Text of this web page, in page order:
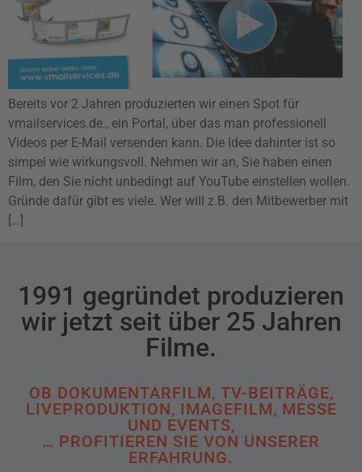
Bereits vor 2 Jahren produzierten wir einen Spot für
vmailservices.de., ein Portal, über das man professionell
Videos per E-Mail versenden kann. Die Idee dahinter ist so
simpel wie wirkungsvoll. Nehmen wir an, Sie haben einen
Film, den Sie nicht unbedingt auf YouTube einstellen wollen.
Gründe dafür gibt es viele. Wer will z.B. den Mitbewerber mit
[…]
1991 gegründet produzieren
wir jetzt seit über 25 Jahren
Filme.
OB DOKUMENTARFILM, TV-BEITRÄGE,
LIVEPRODUKTION, IMAGEFILM, MESSE
UND EVENTS,
… PROFITIEREN SIE VON UNSERER
ERFAHRUNG.